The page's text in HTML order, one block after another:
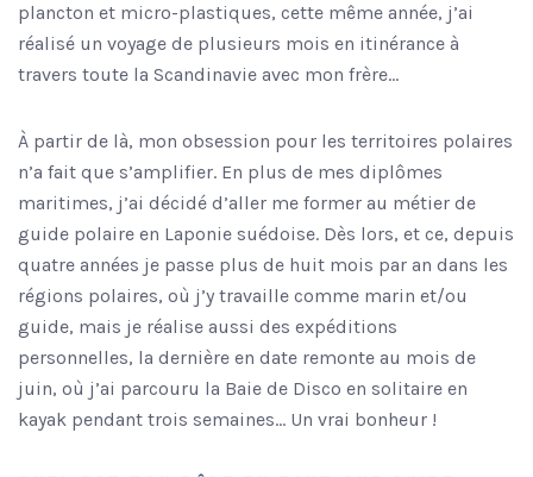
plancton et micro-plastiques, cette même année, j’ai
réalisé un voyage de plusieurs mois en itinérance à
travers toute la Scandinavie avec mon frère…
À partir de là, mon obsession pour les territoires polaires
n’a fait que s’amplifier. En plus de mes diplômes
maritimes, j’ai décidé d’aller me former au métier de
guide polaire en Laponie suédoise. Dès lors, et ce, depuis
quatre années je passe plus de huit mois par an dans les
régions polaires, où j’y travaille comme marin et/ou
guide, mais je réalise aussi des expéditions
personnelles, la dernière en date remonte au mois de
juin, où j’ai parcouru la Baie de Disco en solitaire en
kayak pendant trois semaines… Un vrai bonheur !